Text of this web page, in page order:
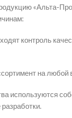
«Альта-
контроль
на любой
используются